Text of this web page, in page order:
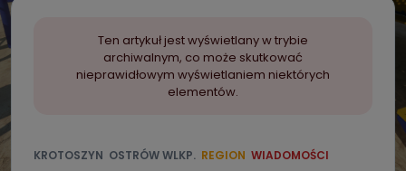
Ten artykuł jest wyświetlany w trybie
archiwalnym, co może skutkować
nieprawidłowym wyświetlaniem niektórych
elementów.
KROTOSZYN OSTRÓW WLKP. REGION WIADOMOŚCI